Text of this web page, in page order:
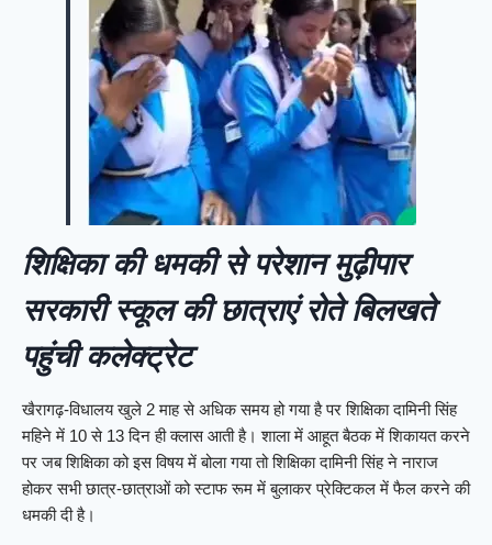
शिक्षिका की धमकी से परेशान मुढ़ीपार
सरकारी स्कूल की छात्राएं रोते बिलखते
पहुंची कलेक्ट्रेट
खैरागढ़-विधालय खुले 2 माह से अधिक समय हो गया है पर शिक्षिका दामिनी सिंह
महिने में 10 से 13 दिन ही क्लास आती है। शाला में आहूत बैठक में शिकायत करने
पर जब शिक्षिका को इस विषय में बोला गया तो शिक्षिका दामिनी सिंह ने नाराज
होकर सभी छात्र-छात्राओं को स्टाफ रूम में बुलाकर प्रेक्टिकल में फैल करने की
धमकी दी है।